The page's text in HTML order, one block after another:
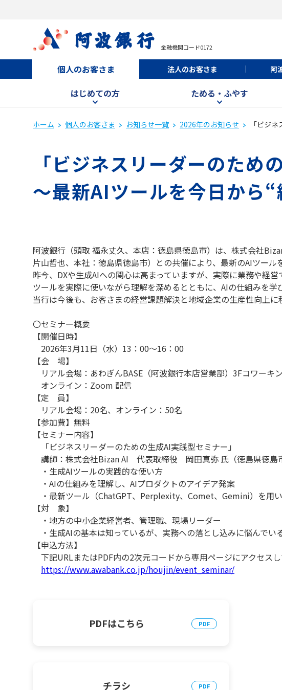
金融機関コード0172
個人のお客さま 法人のお客さま 阿
はじめての方 ためる・ふやす
ホーム 個人のお客さま お知らせ一覧 2026年のお知らせ 「ビジ
「ビジネスリーダーのため
～最新AIツールを今日から
阿波銀行（頭取 福永丈久、本店：徳島県徳島市）は、株式会社
片山哲也、本社：徳島県徳島市）との共催により、最新のAIツー
昨今、DXや生成AIへの関心は高まっていますが、実際に業務や経
ツールを実際に使いながら理解を深めるとともに、AIの仕組みを
当行は今後も、お客さまの経営課題解決と地域企業の生産性向上
〇セミナー概要
【開催日時】
2026年3月11日（水）13：00～16：00
【会 場】
リアル会場：あわぎんBASE（阿波銀行本店営業部）3Fコワーキ
オンライン：Zoom 配信
【定 員】
リアル会場：20名、オンライン：50名
【参加費】無料
【セミナー内容】
「ビジネスリーダーのための生成AI実践型セミナー」
講師：株式会社Bizan AI 代表取締役 岡田真弥 氏（徳島県徳島
・生成AIツールの実践的な使い方
・AIの仕組みを理解し、AIプロダクトのアイデア発案
・最新ツール（ChatGPT、Perplexity、Comet、Gemini）を用
【対 象】
・地方の中小企業経営者、管理職、現場リーダー
・生成AIの基本は知っているが、実務への落とし込みに悩んでい
【申込方法】
下記URLまたはPDF内の2次元コードから専用ページにアクセスし
https://www.awabank.co.jp/houjin/event_seminar/
PDFはこちら
チラシ